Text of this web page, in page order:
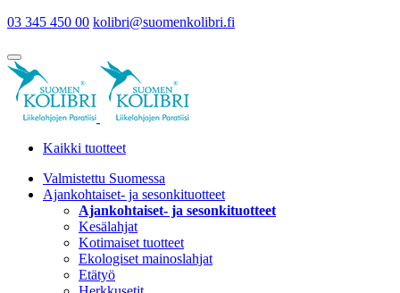
03 345 450 00 kolibri@suomenkolibri.fi
Kaikki tuotteet
Valmistettu Suomessa
Ajankohtaiset- ja sesonkituotteet
Ajankohtaiset- ja sesonkituotteet
Kesälahjat
Kotimaiset tuotteet
Ekologiset mainoslahjat
Etätyö